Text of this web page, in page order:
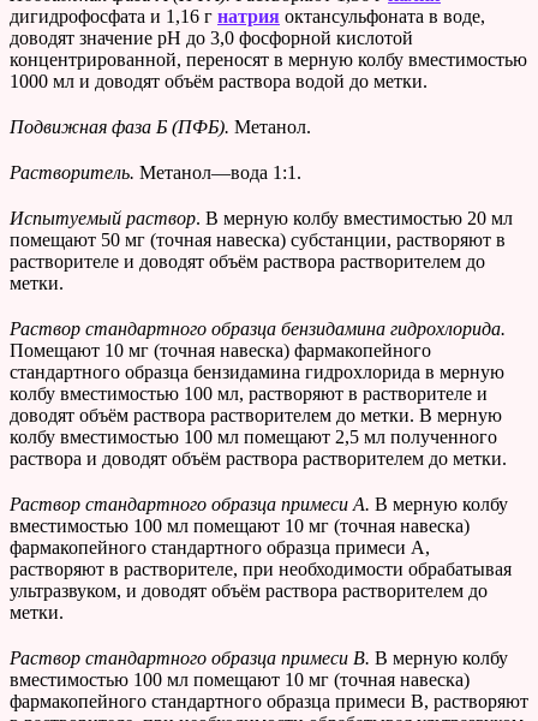
дигидрофосфата и 1,16 г натрия октансульфоната в воде,
доводят значение рН до 3,0 фосфорной кислотой
концентрированной, переносят в мерную колбу вместимостью
1000 мл и доводят объём раствора водой до метки.
Подвижная фаза Б (ПФБ). Метанол.
Растворитель. Метанол—вода 1:1.
Испытуемый раствор. В мерную колбу вместимостью 20 мл
помещают 50 мг (точная навеска) субстанции, растворяют в
растворителе и доводят объём раствора растворителем до
метки.
Раствор стандартного образца бензидамина гидрохлорида.
Помещают 10 мг (точная навеска) фармакопейного
стандартного образца бензидамина гидрохлорида в мерную
колбу вместимостью 100 мл, растворяют в растворителе и
доводят объём раствора растворителем до метки. В мерную
колбу вместимостью 100 мл помещают 2,5 мл полученного
раствора и доводят объём раствора растворителем до метки.
Раствор стандартного образца примеси А. В мерную колбу
вместимостью 100 мл помещают 10 мг (точная навеска)
фармакопейного стандартного образца примеси А,
растворяют в растворителе, при необходимости обрабатывая
ультразвуком, и доводят объём раствора растворителем до
метки.
Раствор стандартного образца примеси В. В мерную колбу
вместимостью 100 мл помещают 10 мг (точная навеска)
фармакопейного стандартного образца примеси В, растворяют